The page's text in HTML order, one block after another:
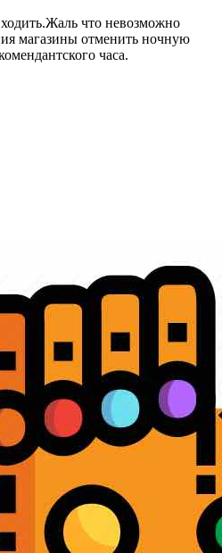
что невозможно
магазины отменить ночную
часа.